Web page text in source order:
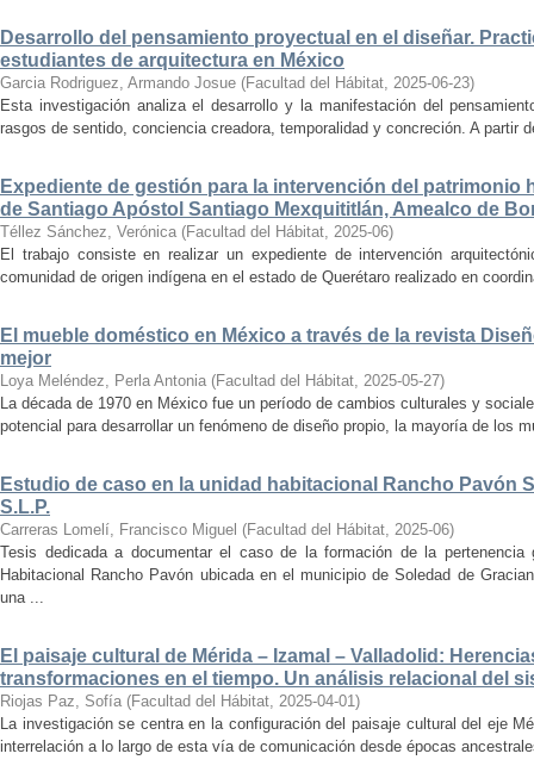
Desarrollo del pensamiento proyectual en el diseñar.
estudiantes de arquitectura en México
Garcia Rodriguez, Armando Josue (Facultad del Hábitat, 2025-06-23)
Esta investigación analiza el desarrollo y la manifestación del
rasgos de sentido, conciencia creadora, temporalidad y concreción. A partir
Expediente de gestión para la intervención del patrimonio
de Santiago Apóstol Santiago Mexquititlán, Amealco de
Téllez Sánchez, Verónica (Facultad del Hábitat, 2025-06)
El trabajo consiste en realizar un expediente de intervención
comunidad de origen indígena en el estado de Querétaro realizado en
El mueble doméstico en México a través de la revista
mejor
Loya Meléndez, Perla Antonia (Facultad del Hábitat, 2025-05-27)
La década de 1970 en México fue un período de cambios culturales y
potencial para desarrollar un fenómeno de diseño propio, la mayoría de los
Estudio de caso en la unidad habitacional Rancho Pavón
S.L.P.
Carreras Lomelí, Francisco Miguel (Facultad del Hábitat, 2025-06)
Tesis dedicada a documentar el caso de la formación de la
Habitacional Rancho Pavón ubicada en el municipio de Soledad de
una ...
El paisaje cultural de Mérida – Izamal – Valladolid:
transformaciones en el tiempo. Un análisis relacional del
Riojas Paz, Sofía (Facultad del Hábitat, 2025-04-01)
La investigación se centra en la configuración del paisaje cultural del eje
interrelación a lo largo de esta vía de comunicación desde épocas